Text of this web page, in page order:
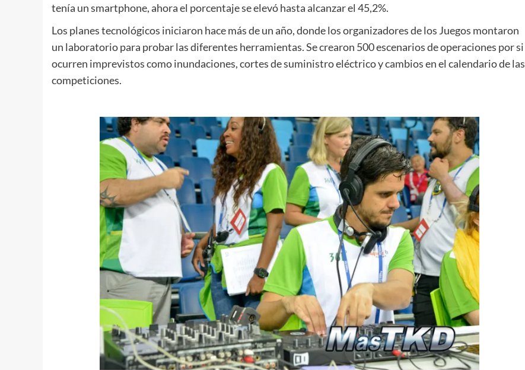
tenía un smartphone, ahora el porcentaje se elevó hasta alcanzar el 45,2%.
Los planes tecnológicos iniciaron hace más de un año, donde los organizadores de los Juegos montaron
un laboratorio para probar las diferentes herramientas. Se crearon 500 escenarios de operaciones por si
ocurren imprevistos como inundaciones, cortes de suministro eléctrico y cambios en el calendario de las
competiciones.